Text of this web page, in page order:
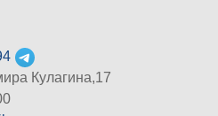
Кулагина,17